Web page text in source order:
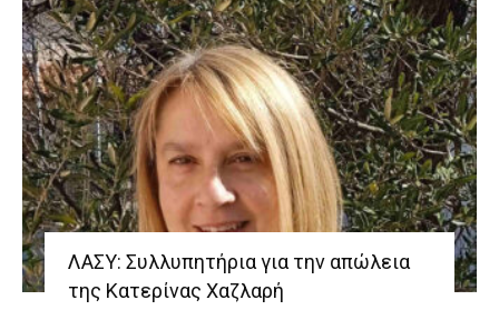
ΛΑΣΥ: Συλλυπητήρια για την απώλεια
της Κατερίνας Χαζλαρή